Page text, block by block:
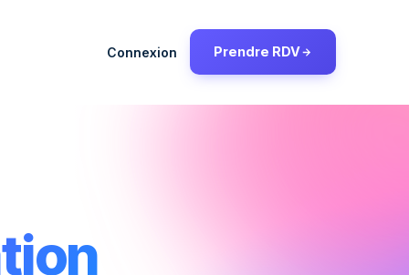
Connexion Prendre RDV